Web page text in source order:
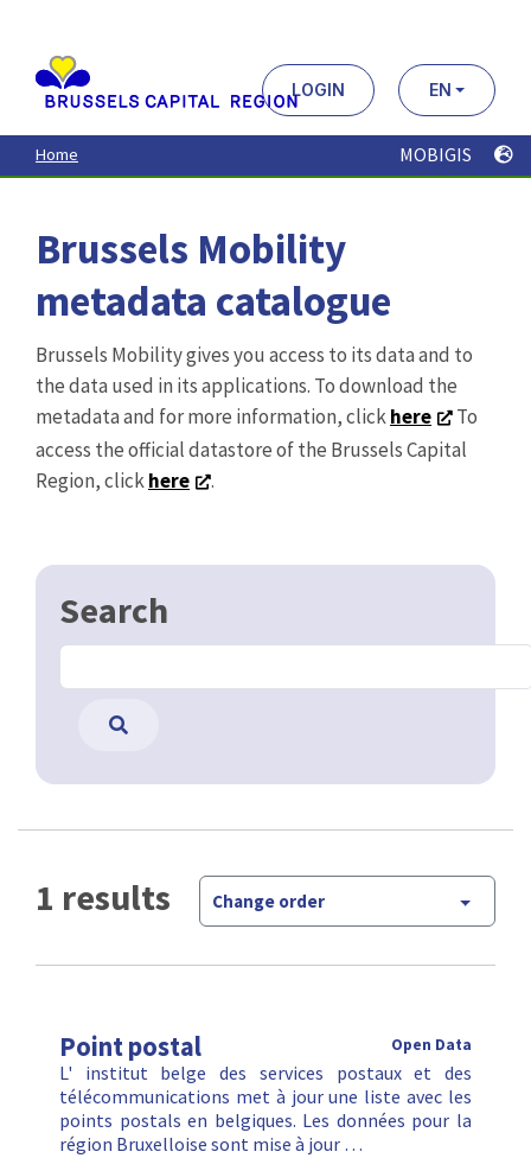
contenu
principal
LOGIN EN
Home MOBIGIS
Brussels Mobility
metadata catalogue
Brussels Mobility gives you access to its data and to
the data used in its applications. To download the
metadata and for more information, clickhere
To
access the official datastore of the Brussels Capital
Region, clickhere .
Search
1 results Change order
Point postal Open Data
L' institut belge des services postaux et des
télécommunications met à jour une liste avec les
points postals en belgiques. Les données pour la
région Bruxelloise sont mise à jour …